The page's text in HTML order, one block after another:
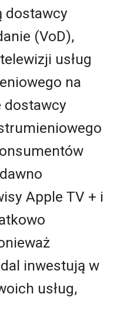
dostawcy
(VoD),
usług
na
dostawcy
Apple TV + i
inwestują w
usług,